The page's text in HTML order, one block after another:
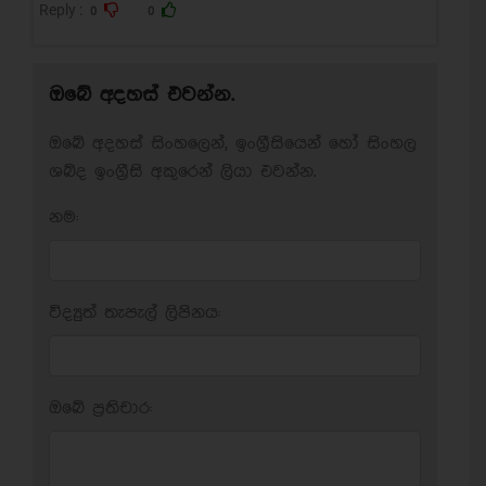
Reply : 0 0
ඔබේ අදහස් එවන්න.